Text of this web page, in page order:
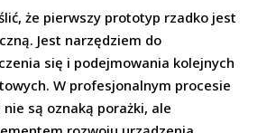
że pierwszy prototyp rzadko jest
Jest narzędziem do
się i podejmowania kolejnych
W profesjonalnym procesie
nie są oznaką porażki, ale